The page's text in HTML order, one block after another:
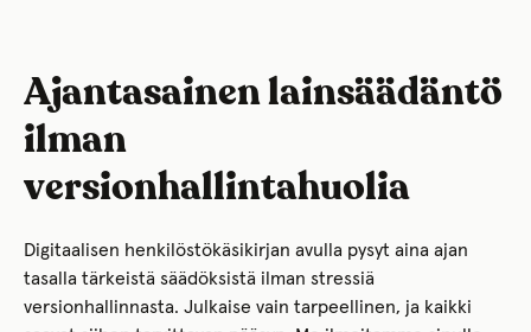
Ajantasainen lainsäädäntö
ilman
versionhallintahuolia
Digitaalisen henkilöstökäsikirjan avulla pysyt aina ajan
tasalla tärkeistä säädöksistä ilman stressiä
versionhallinnasta. Julkaise vain tarpeellinen, ja kaikki